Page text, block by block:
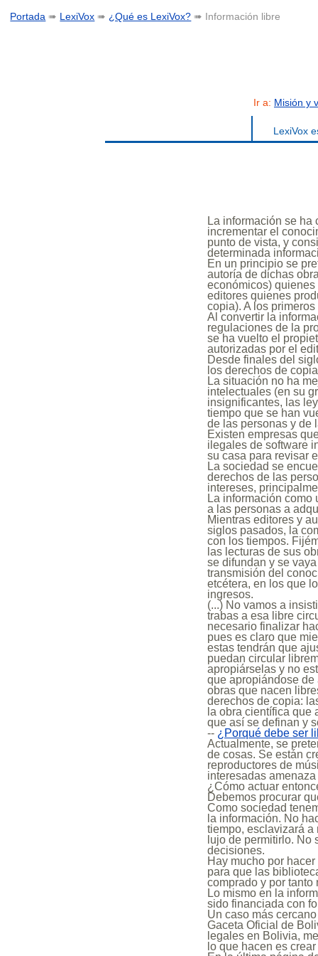
Portada ➠ LexiVox ➠ ¿Qué es LexiVox? ➠ Información libre
Ir a: Misión y
LexiVox
La información se
incrementar el
punto de vista, y
determinada
En un principio se
autoría de dichas
económicos)
editores quienes
copia). A los
Al convertir la
regulaciones de la
se ha vuelto el
autorizadas por el
Desde finales del
los derechos de
La situación no ha
intelectuales (en su
insignificantes, las
tiempo que se han
de las personas y de
Existen empresas
ilegales de software
su casa para revisar
La sociedad se
derechos de las
intereses,
La información
a las personas a
Mientras editores y
siglos pasados, la
con los tiempos.
las lecturas de sus
se difundan y se
transmisión del
etcétera, en los que
ingresos.
(...) No vamos a
trabas a esa libre
necesario finalizar
pues es claro que
estas tendrán que
puedan circular
apropiárselas y no
que apropiándose de
obras que nacen
derechos de copia:
la obra científica que
que así se definan y
-- ¿Porqué debe ser
Actualmente, se
de cosas. Se están
reproductores de
interesadas
¿Cómo actuar
Debemos procurar
Como sociedad
la información. No
tiempo, esclavizará
lujo de permitirlo. No
decisiones.
Hay mucho por
para que las
comprado y por
Lo mismo en la
sido financiada con
Un caso más
Gaceta Oficial de
legales en Bolivia,
lo que hacen es